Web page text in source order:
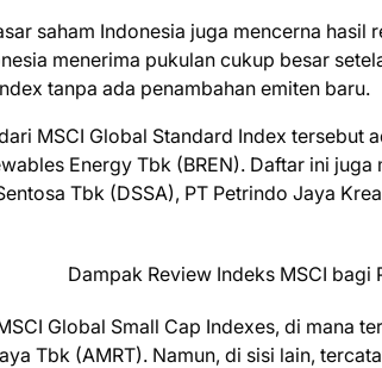
saham Indonesia juga mencerna
menerima pukulan cukup besar
tanpa ada penambahan emiten baru.
MSCI Global Standard Index tersebut
Energy Tbk (BREN). Daftar ini
Tbk (DSSA), PT Petrindo Jaya
Global Small Cap Indexes, di mana
Tbk (AMRT). Namun, di sisi lain,